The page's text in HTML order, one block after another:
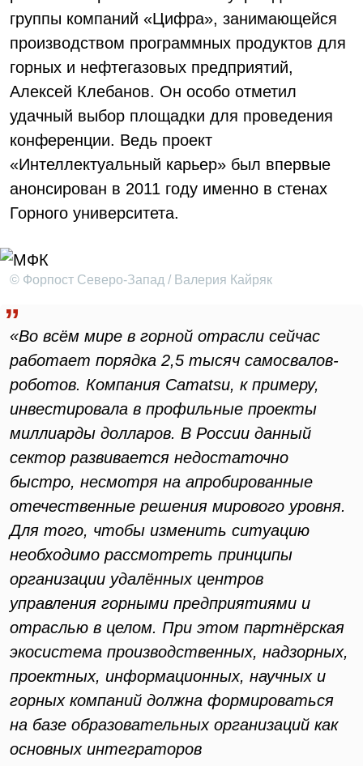
группы компаний «Цифра», занимающейся
производством программных продуктов для
горных и нефтегазовых предприятий,
Алексей Клебанов. Он особо отметил
удачный выбор площадки для проведения
конференции. Ведь проект
«Интеллектуальный карьер» был впервые
анонсирован в 2011 году именно в стенах
Горного университета.
© Форпост Северо-Запад / Валерия Кайряк
«Во всём мире в горной отрасли сейчас
работает порядка 2,5 тысяч самосвалов-
роботов. Компания Camatsu, к примеру,
инвестировала в профильные проекты
миллиарды долларов. В России данный
сектор развивается недостаточно
быстро, несмотря на апробированные
отечественные решения мирового уровня.
Для того, чтобы изменить ситуацию
необходимо рассмотреть принципы
организации удалённых центров
управления горными предприятиями и
отраслью в целом. При этом партнёрская
экосистема производственных, надзорных,
проектных, информационных, научных и
горных компаний должна формироваться
на базе образовательных организаций как
основных интеграторов